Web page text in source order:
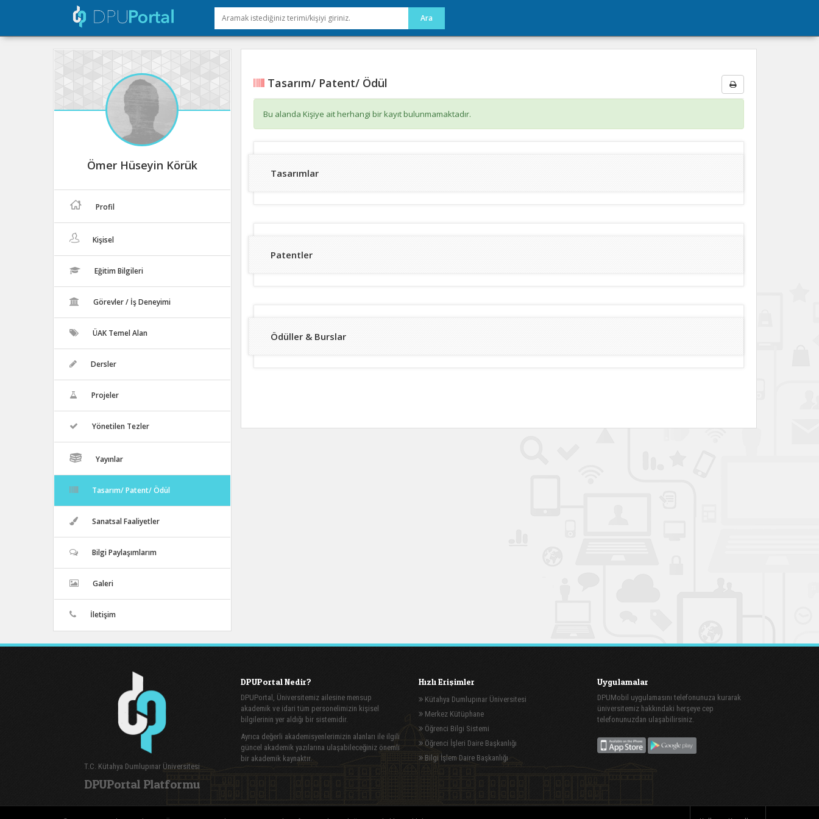
Ömer Hüseyin Körük
Profil
Kişisel
Eğitim Bilgileri
Görevler / İş Deneyimi
ÜAK Temel Alan
Dersler
Projeler
Yönetilen Tezler
Yayınlar
Tasarım/ Patent/ Ödül
Sanatsal Faaliyetler
Bilgi Paylaşımlarım
Galeri
İletişim
Tasarım/ Patent/ Ödül
Bu alanda Kişiye ait herhangi bir kayıt bulunmamaktadır.
Tasarımlar
Patentler
Ödüller & Burslar
T.C. Kütahya Dumlupınar Üniversitesi
DPUPortal Platformu
DPUPortal Nedir?
DPUPortal, Üniversitemiz ailesine mensup
akademik ve idari tüm personelimizin kişisel
bilgilerinin yer aldığı bir sistemidir.
Ayrıca değerli akademisyenlerimizin alanları ile ilgili
güncel akademik yazılarına ulaşabileceğiniz önemli
bir akademik kaynaktır.
Hızlı Erişimler
Kütahya Dumlupınar Üniversitesi
Merkez Kütüphane
Öğrenci Bilgi Sistemi
Öğrenci İşleri Daire Başkanlığı
Bilgi İşlem Daire Başkanlığı
Uygulamalar
DPUMobil uygulamasını telefonunuza kurarak
üniversitemiz hakkındaki herşeye cep
telefonunuzdan ulaşabilirsiniz.